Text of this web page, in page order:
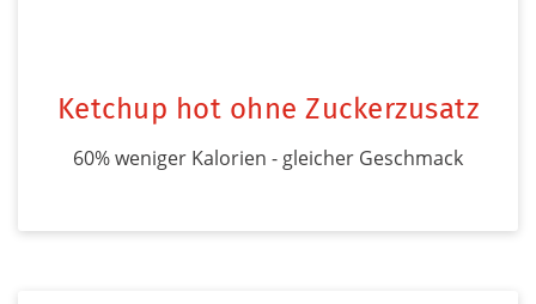
Ketchup hot ohne Zuckerzusatz
60% weniger Kalorien - gleicher Geschmack